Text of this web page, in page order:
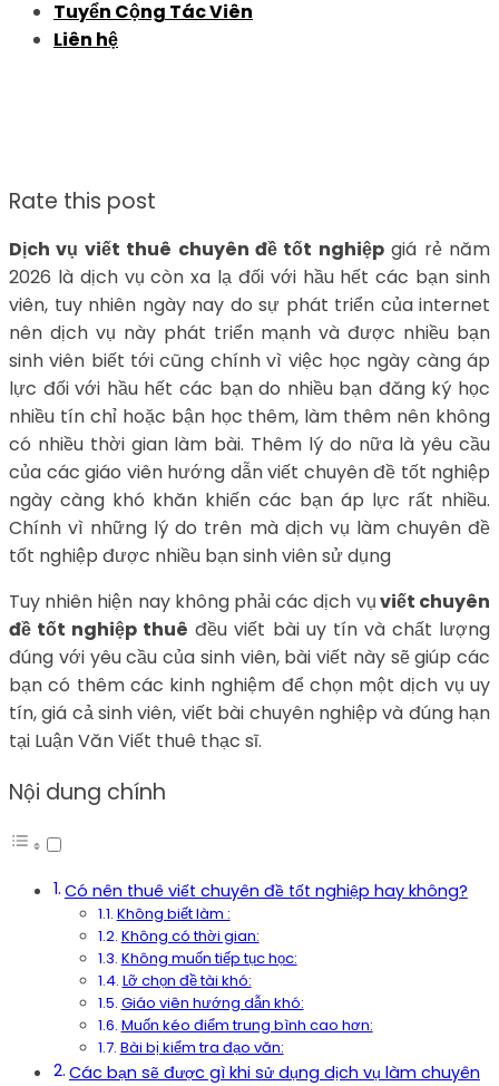
Tuyển Cộng Tác Viên
Liên hệ
Rate this post
Dịch vụ viết thuê chuyên đề tốt nghiệpgiá rẻ năm
2026 là dịch vụ còn xa lạ đối với hầu hết các bạn sinh
viên, tuy nhiên ngày nay do sự phát triển của internet
nên dịch vụ này phát triển mạnh và được nhiều bạn
sinh viên biết tới cũng chính vì việc học ngày càng áp
lực đối với hầu hết các bạn do nhiều bạn đăng ký học
nhiều tín chỉ hoặc bận học thêm, làm thêm nên không
có nhiều thời gian làm bài. Thêm lý do nữa là yêu cầu
của các giáo viên hướng dẫn viết chuyên đề tốt nghiệp
ngày càng khó khăn khiến các bạn áp lực rất nhiều.
Chính vì những lý do trên mà dịch vụ làm chuyên đề
tốt nghiệp được nhiều bạn sinh viên sử dụng
Tuy nhiên hiện nay không phải các dịch vụviết chuyên
đề tốt nghiệp thuê đều viết bài uy tín và chất lượng
đúng với yêu cầu của sinh viên, bài viết này sẽ giúp các
bạn có thêm các kinh nghiệm để chọn một dịch vụ uy
tín, giá cả sinh viên, viết bài chuyên nghiệp và đúng hạn
tại Luận Văn Viết thuê thạc sĩ.
Nội dung chính
Có nên thuê viết chuyên đề tốt nghiệp hay không?
Không biết làm :
Không có thời gian:
Không muốn tiếp tục học:
Lỡ chọn đề tài khó:
Giáo viên hướng dẫn khó:
Muốn kéo điểm trung bình cao hơn:
Bài bị kiểm tra đạo văn:
Các bạn sẽ được gì khi sử dụng dịch vụ làm chuyên